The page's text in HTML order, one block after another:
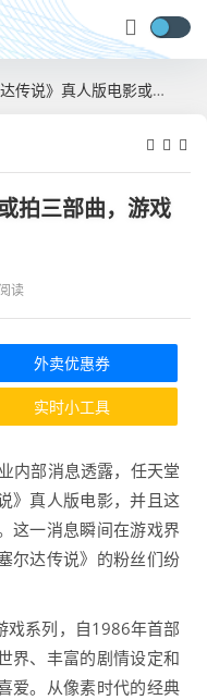
》真人版电影或拍三部曲，游戏迷翘首以盼
拍三部曲，游戏
读
外卖优惠券
实时小工具
内部消息透露，任天堂
》真人版电影，并且这
这一消息瞬间在游戏界
尔达传说》的粉丝们纷
戏系列，自1986年首部
界、丰富的剧情设定和
爱。从像素时代的经典